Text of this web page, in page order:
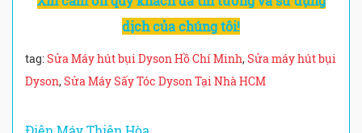
dịch của chúng tôi!
tag:Sửa Máy hút bụi Dyson Hồ Chí Minh,Sửa máy hút bụi
Dyson,Sửa Máy Sấy Tóc Dyson Tại Nhà HCM